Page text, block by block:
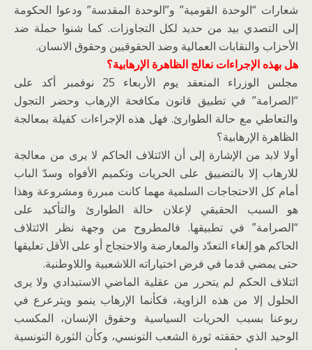
شعارات “الوحدة القومية” و”الوحدة المقدسة” ودعوا الحكومة
إلى التصدي بيد من حديد لكل التجاوزات. كما شنوا حملة ضد
الأحزاب والنقابات العمالية وضد الحقوقيين وحقوق الانسان.
هل بهذه الإجراءات نعالج الظاهرة الإرهابية؟
مجلس الوزراء المنعقد يوم الأربعاء 25 نوفمبر أكد على
“الصرامة” في تطبيق قانون مكافحة الإرهاب وحضر التجول
والتعاطي مع حالة الطوارئ. فهل هذه الإجراءات كفيلة بمعالجة
الظاهرة الإرهابية؟
أولا لابد من الإشارة إلى أن الائتلاف الحاكم لا يرى من معالجة
للارهاب إلا بالتضييق على الحريات وتكميم الأفواه وسدّ الباب
أمام كل الاحتجاجات السلمية مهما كانت مبررة ومشروعة وهذا
هو السبب الحقيقي لإعلان حالة الطوارئ والتأكيد على
“الصرامة” في تطبيقها. فالمطروح من وجهة نظر الائتلاف
الحاكم هو إلغاء التعدّد والمعارضة والاحتجاج أو على الأقل تعليقها
حتى يمضي قدما في فرض اختياراته اللاشعبية واللاوطنية.
ائتلاف الحكم لم يتحرر من عقلية الماضي الاستبدادي ولا يرى
الحلول إلا من هذه الزاوية، فكأنما الإرهاب ينمو ويترعرع في
ربوعنا بسبب الحريات السياسية وحقوق الإنسان، المكسب
الوحيد الذي حققته ثورة الشعب التونسي، وكأن الثورة التونسية